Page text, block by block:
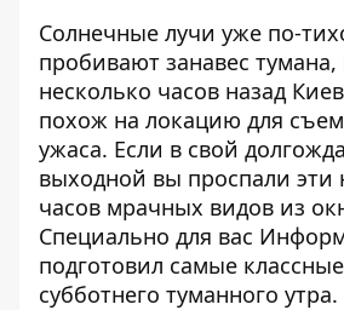
Солнечные лучи уже по-
пробивают занавес
несколько часов назад
похож на локацию для
ужаса. Если в свой
выходной вы проспали эти
часов мрачных видов из
Специально для вас
подготовил самые
субботнего туманного утра.